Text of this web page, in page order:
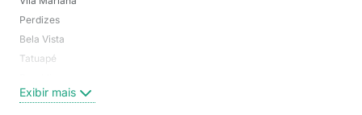
Perdizes
Bela Vista
Tatuapé
Centro
Exibir mais